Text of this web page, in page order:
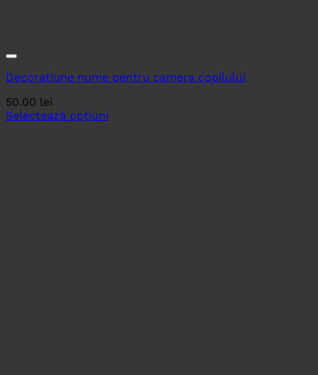
Decoratiune nume pentru camera copilului
50.00 lei
Selectează opțiuni